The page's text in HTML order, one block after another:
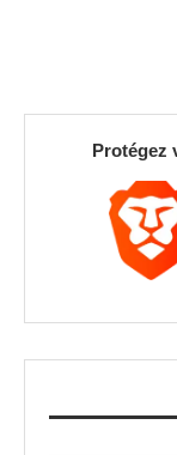
Protégez